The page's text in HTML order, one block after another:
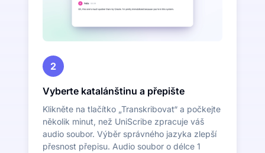
2
Vyberte katalánštinu a přepište
Klikněte na tlačítko „Transkribovat“ a počkejte
několik minut, než UniScribe zpracuje váš
audio soubor. Výběr správného jazyka zlepší
přesnost přepisu. Audio soubor o délce 1